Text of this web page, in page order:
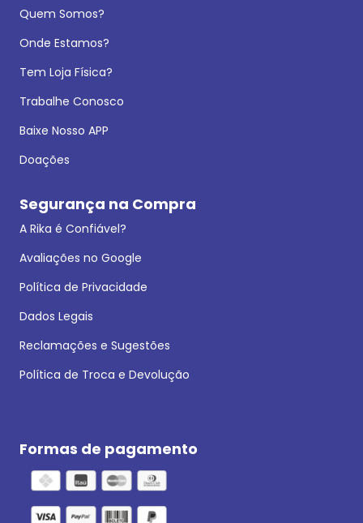
Quem Somos?
Onde Estamos?
Tem Loja Física?
Trabalhe Conosco
Baixe Nosso APP
Doações
Segurança na Compra
A Rika é Confiável?
Avaliações no Google
Política de Privacidade
Dados Legais
Reclamações e Sugestões
Política de Troca e Devolução
Formas de pagamento